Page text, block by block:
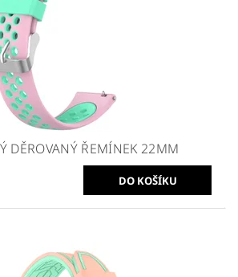
DĚROVANÝ ŘEMÍNEK 22MM